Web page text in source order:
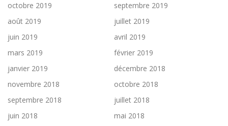
octobre 2019
septembre 2019
août 2019
juillet 2019
juin 2019
avril 2019
mars 2019
février 2019
janvier 2019
décembre 2018
novembre 2018
octobre 2018
septembre 2018
juillet 2018
juin 2018
mai 2018